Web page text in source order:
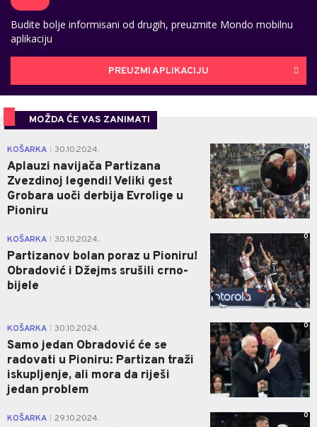
Budite bolje informisani od drugih, preuzmite Mondo mobilnu
aplikaciju
PREUZMI APLIKACIJU
MOŽDA ĆE VAS ZANIMATI
KOŠARKA 30.10.2024.
Aplauzi navijača Partizana
Zvezdinoj legendi! Veliki gest
Grobara uoči derbija Evrolige u
Pioniru
0
KOŠARKA 30.10.2024.
Partizanov bolan poraz u Pioniru!
Obradović i Džejms srušili crno-
bijele
0
KOŠARKA 30.10.2024.
Samo jedan Obradović će se
radovati u Pioniru: Partizan traži
iskupljenje, ali mora da riješi
jedan problem
0
KOŠARKA 29.10.2024. 0